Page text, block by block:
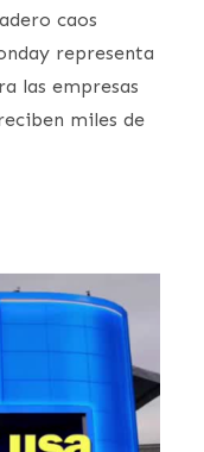
caos
representa
las empresas
miles de